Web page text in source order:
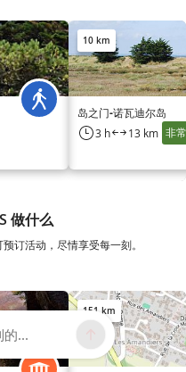
10 km
岛之门-诺瓦迪尔岛
3 h 13 km 非
做什么
订活动，尽情享受每一刻。
151 km
...